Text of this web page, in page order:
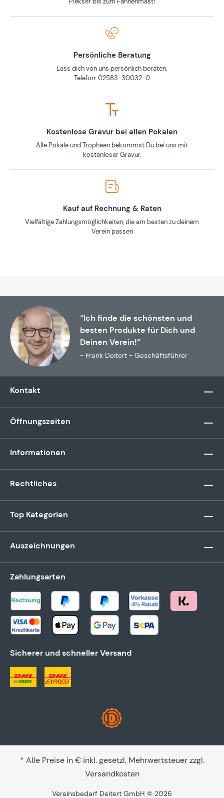
Persönliche Beratung
Lass dich von uns persönlich beraten.
Telefon: 02583-30032-0
Kostenlose Gravur bei allen Pokalen
Alle Pokale und Trophäen bekommst Du bei uns mit
kostenloser Gravur.
Kauf auf Rechnung & Raten
Vielfältige Zahlungsmöglichkeiten, die am besten zu deinem
Verein passen
“Ich finde die schönsten und
besten Produkte für Dich und
Deinen Verein!”
- Frank Deitert - Geschäftsführer
Kontakt
Öffnungszeiten
Informationen
Rechtliches
Top Kategorien
Auszeichnungen
Zahlungsarten
Sicherer und schneller Versand
* Alle Preise in € inkl. gesetzl. Mehrwertsteuer zzgl.
Versandkosten
Vereinsbedarf Deitert GmbH © 2026